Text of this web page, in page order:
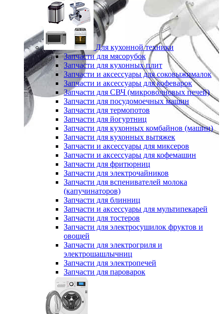
Для кухонной техники
Запчасти для мясорубок
Запчасти для кухонных плит
Запчасти и аксессуары для соковыжималок
Запчасти и аксессуары для кофеварок
Запчасти для СВЧ (микроволновых печей)
Запчасти для посудомоечных машин
Запчасти для термопотов
Запчасти для йогуртниц
Запчасти для кухонных комбайнов (машин)
Запчасти для кухонных вытяжек
Запчасти и аксессуары для миксеров
Запчасти и аксессуары для кофемашин
Запчасти для фритюрниц
Запчасти для электрочайников
Запчасти для вспенивателей молока
(капучинаторов)
Запчасти для блинниц
Запчасти и аксессуары для мультипекарей
Запчасти для тостеров
Запчасти для электросушилок фруктов и
овощей
Запчасти для электрогриля и
электрошашлычниц
Запчасти для электропечей
Запчасти для пароварок